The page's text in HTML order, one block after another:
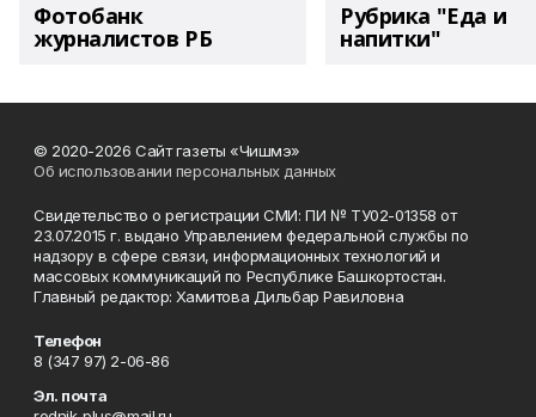
Фотобанк
журналистов РБ
Рубрика "Еда и
напитки"
© 2020-2026 Сайт газеты «Чишмэ»
Об использовании персональных данных
Свидетельство о регистрации СМИ: ПИ № ТУ02-01358 от
23.07.2015 г. выдано Управлением федеральной службы по
надзору в сфере связи, информационных технологий и
массовых коммуникаций по Республике Башкортостан.
Главный редактор: Хамитова Дильбар Равиловна
Телефон
8 (347 97) 2-06-86
Эл. почта